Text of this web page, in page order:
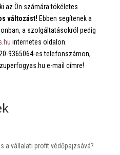
az Ön számára tökéletes
változást! Ebben segítenek a
a szolgáltatásokról pedig
internetes oldalon.
9365064-es telefonszámon,
e-mail címre!
a vállalati profit védőpajzsává?